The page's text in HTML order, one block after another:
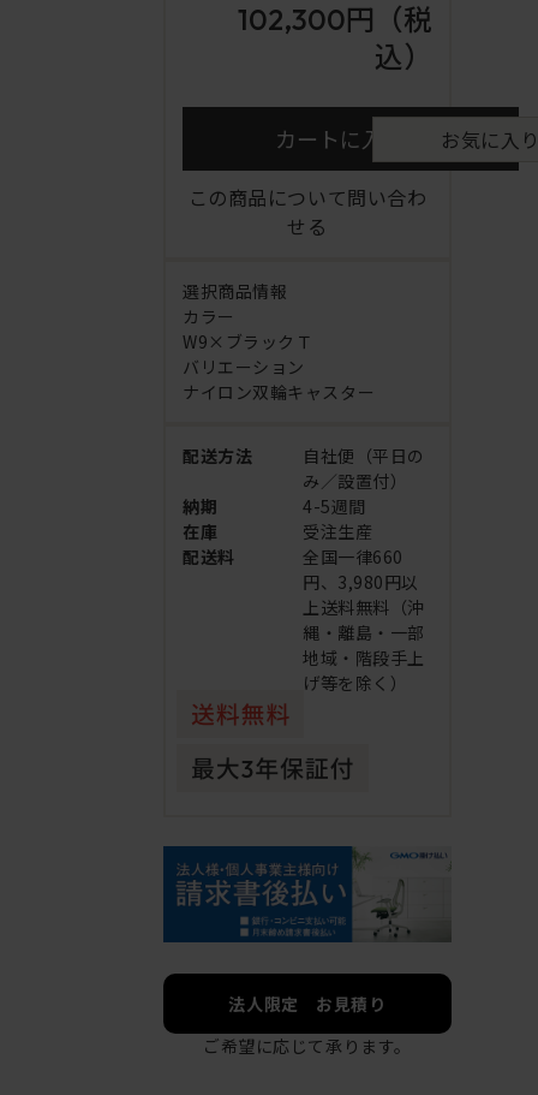
102,300円 （税
込）
カートに入れる お気に入
この商品について問い合わ
せる
選択商品情報
カラー
W9×ブラックＴ
バリエーション
ナイロン双輪キャスター
配送方法
自社便（平日の
み／設置付）
納期
4-5週間
在庫
受注生産
配送料
全国一律660
円、3,980円以
上送料無料（沖
縄・離島・一部
地域・階段手上
げ等を除く）
法人限定 お見積り
ご希望に応じて承ります。